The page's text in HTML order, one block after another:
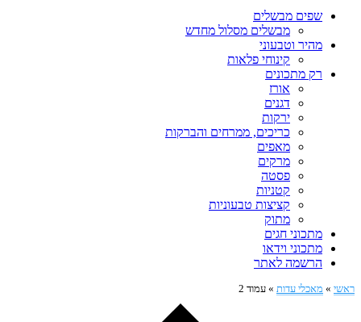
שפים מבשלים
מבשלים מסלול מחדש
מהיר וטבעוני
קינוחי פלאות
רק מתכונים
אורז
דגנים
ירקות
כריכים, ממרחים והברקות
מאפים
מרקים
פסטה
קטניות
קציצות טבעוניות
מתוק
מתכוני חגים
מתכוני וידאו
הרשמה לאתר
ראשי » מאכלי עדות » עמוד 2